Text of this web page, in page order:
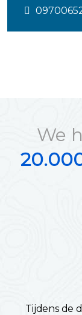
We
Tijdens de